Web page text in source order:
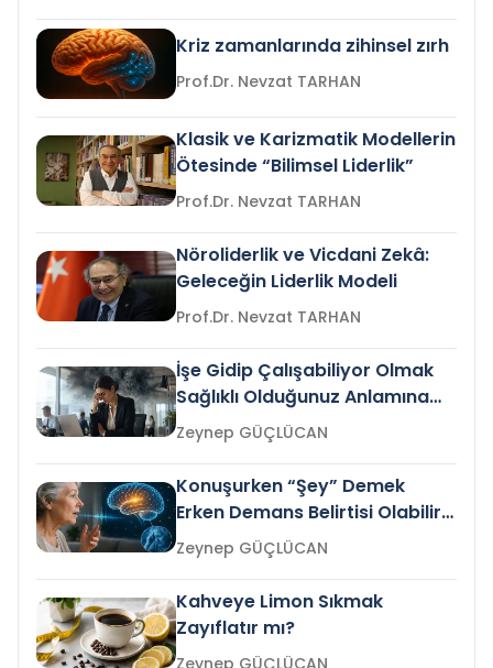
Kriz zamanlarında zihinsel zırh
Prof.Dr. Nevzat TARHAN
Klasik ve Karizmatik Modellerin
Ötesinde “Bilimsel Liderlik”
Prof.Dr. Nevzat TARHAN
Nöroliderlik ve Vicdani Zekâ:
Geleceğin Liderlik Modeli
Prof.Dr. Nevzat TARHAN
İşe Gidip Çalışabiliyor Olmak
Sağlıklı Olduğunuz Anlamına
Gelir mi?Zeynep GÜÇLÜCAN
Konuşurken “Şey” Demek
Erken Demans Belirtisi Olabilir
mi?
Zeynep GÜÇLÜCAN
Kahveye Limon Sıkmak
Zayıflatır mı?
Zeynep GÜÇLÜCAN